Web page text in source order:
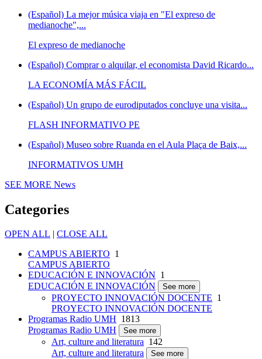
(Español) La mejor música viaja en "El expreso de
medianoche",...
El expreso de medianoche
(Español) Comprar o alquilar, el economista David Ricardo...
LA ECONOMÍA MÁS FÁCIL
(Español) Un grupo de eurodiputados concluye una visita...
FLASH INFORMATIVO PE
(Español) Museo sobre Ruanda en el Aula Plaça de Baix,...
INFORMATIVOS UMH
SEE MORE News
Categories
OPEN ALL | CLOSE ALL
CAMPUS ABIERTO 1
CAMPUS ABIERTO
EDUCACIÓN E INNOVACIÓN 1
EDUCACIÓN E INNOVACIÓN
See more
PROYECTO INNOVACIÓN DOCENTE 1
PROYECTO INNOVACIÓN DOCENTE
Programas Radio UMH 1813
Programas Radio UMH
See more
Art, culture and literatura 142
Art, culture and literatura
See more